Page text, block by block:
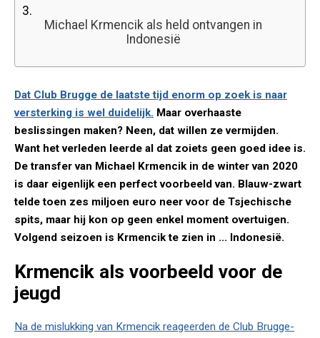
3.
Michael Krmencik als held ontvangen in
Indonesië
Dat Club Brugge de laatste tijd enorm op zoek is naar
versterking is wel duidelijk. Maar overhaaste
beslissingen maken? Neen, dat willen ze vermijden.
Want het verleden leerde al dat zoiets geen goed idee is.
De transfer van Michael Krmencik in de winter van 2020
is daar eigenlijk een perfect voorbeeld van. Blauw-zwart
telde toen zes miljoen euro neer voor de Tsjechische
spits, maar hij kon op geen enkel moment overtuigen.
Volgend seizoen is Krmencik te zien in ... Indonesië.
Krmencik als voorbeeld voor de
jeugd
Na de mislukking van Krmencik reageerden de Club Brugge-